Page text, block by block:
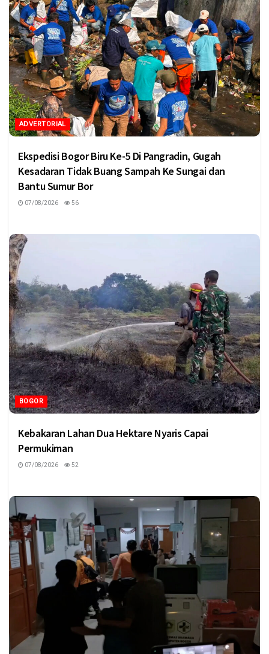
ADVERTORIAL
Ekspedisi Bogor Biru Ke-5 Di Pangradin, Gugah
Kesadaran Tidak Buang Sampah Ke Sungai dan
Bantu Sumur Bor
07/08/2026 56
BOGOR
Kebakaran Lahan Dua Hektare Nyaris Capai
Permukiman
07/08/2026 52